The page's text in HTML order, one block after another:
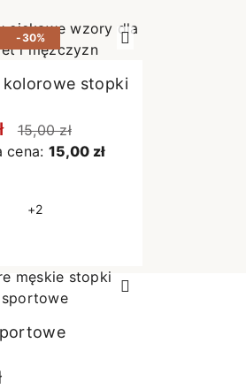
-30%
kolorowe stopki
15,00 zł
cena: 15,00 zł
+2